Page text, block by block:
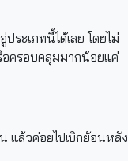
ระเภทนี้ได้เลย โดยไม่
อครอบคลุมมากน้อยแค่
แล้วค่อยไปเบิกย้อนหลัง